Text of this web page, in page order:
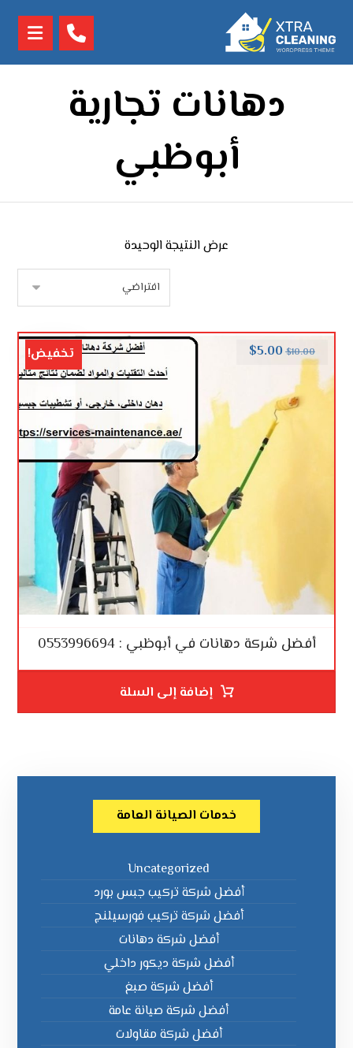
دهانات تجارية
أبوظبي
عرض النتيجة الوحيدة
أفضل شركة دهانات في أبوظبي : 0553996694
$10.00
$5.00 تخفيض!
إضافة إلى السلة
خدمات الصيانة العامة
Uncategorized
أفضل شركة تركيب جبس بورد
أفضل شركة تركيب فورسيلنج
أفضل شركة دهانات
أفضل شركة ديكور داخلي
أفضل شركة صبغ
أفضل شركة صيانة عامة
أفضل شركة مقاولات